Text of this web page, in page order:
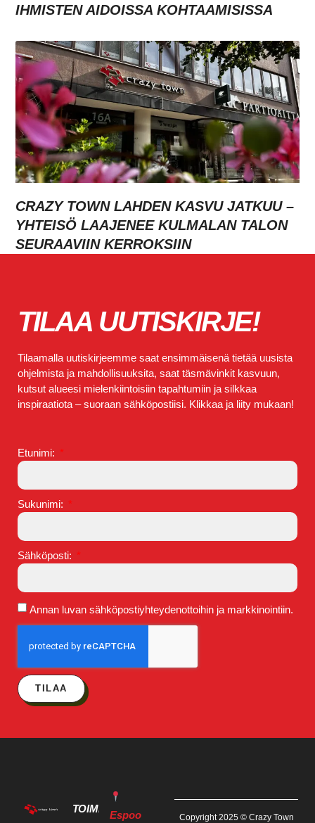
IHMISTEN AIDOISSA KOHTAAMISISSA
CRAZY TOWN LAHDEN KASVU JATKUU –
YHTEISÖ LAAJENEE KULMALAN TALON
SEURAAVIIN KERROKSIIN
TILAA UUTISKIRJE!
Tilaamalla uutiskirjeemme saat ensimmäisenä tietää uusista
ohjelmista ja mahdollisuuksita, saat täsmävinkit kasvuun,
kutsut alueesi mielenkiintoisiin tapahtumiin ja silkkaa
inspiraatiota – suoraan sähköpostiisi. Klikkaa ja liity mukaan!
Etunimi:
Sukunimi:
Sähköposti:
Annan luvan sähköpostiyhteydenottoihin ja markkinointiin.
TILAA
TOIMITILAT
Espoo
Copyright 2025 © Crazy Town